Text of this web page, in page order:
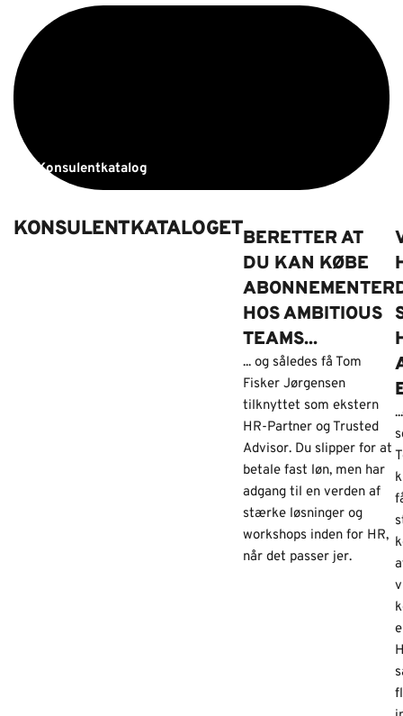
Konsulentkatalog
KONSULENTKATALOGETBERETTER AT
DU KAN KØBE
ABONNEMENTER
HOS AMBITIOUS
TEAMS...
... og således få Tom
Fisker Jørgensen
tilknyttet som ekstern
HR-Partner og Trusted
Advisor. Du slipper for at
betale fast løn, men har
adgang til en verden af
stærke løsninger og
workshops inden for HR,
når det passer jer.